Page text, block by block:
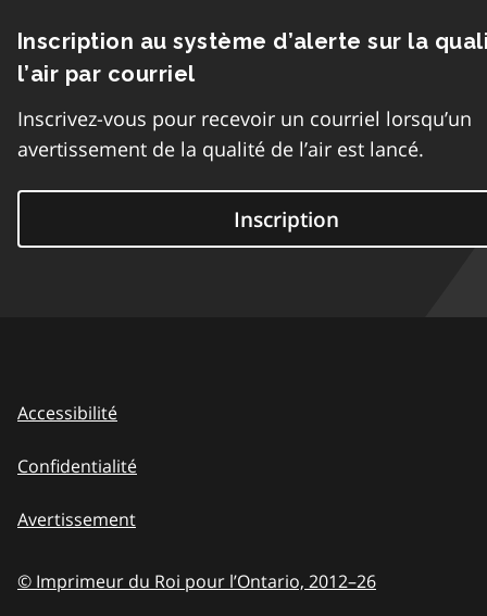
Inscription au système d’alerte sur la
l’air par courriel
Inscrivez-vous pour recevoir un courriel lorsqu’un
avertissement de la qualité de l’air est lancé.
Inscription
Accessibilité
Confidentialité
Avertissement
© Imprimeur du Roi pour l’Ontario, 2012–26